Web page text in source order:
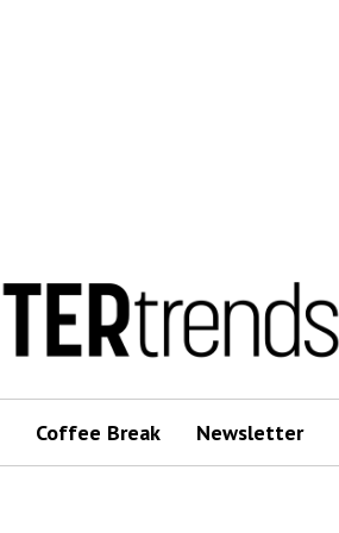
Coffee Break Newsletter